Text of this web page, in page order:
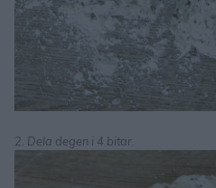
2. Dela degen i 4 bitar.